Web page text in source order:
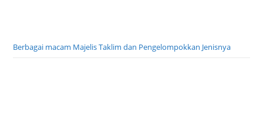
Berbagai macam Majelis Taklim dan Pengelompokkan Jenisnya